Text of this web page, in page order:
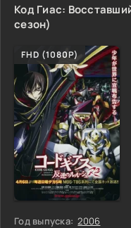
Код Гиас:
сезон)
FHD (1080P)
Год выпуска: 2006
100